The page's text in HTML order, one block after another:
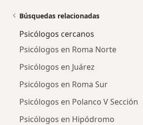
Búsquedas relacionadas
Psicólogos cercanos
Psicólogos en Roma Norte
Psicólogos en Juárez
Psicólogos en Roma Sur
Psicólogos en Polanco V Sección
Psicólogos en Hipódromo